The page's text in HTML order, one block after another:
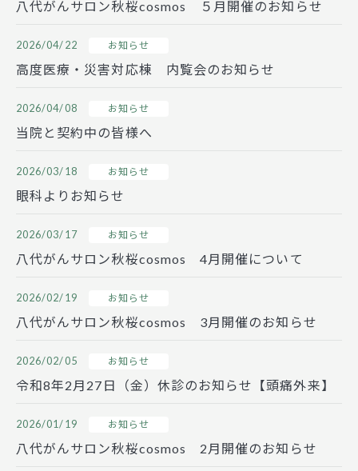
八代がんサロン秋桜cosmos ５月開催のお知らせ
2026/04/22 お知らせ
高度医療・災害対応棟 内覧会のお知らせ
2026/04/08 お知らせ
当院と契約中の皆様へ
2026/03/18 お知らせ
眼科よりお知らせ
2026/03/17 お知らせ
八代がんサロン秋桜cosmos 4月開催について
2026/02/19 お知らせ
八代がんサロン秋桜cosmos 3月開催のお知らせ
2026/02/05 お知らせ
令和8年2月27日（金）休診のお知らせ【頭痛外来】
2026/01/19 お知らせ
八代がんサロン秋桜cosmos 2月開催のお知らせ